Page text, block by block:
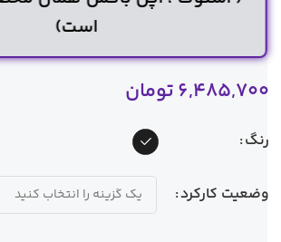
است)
6,485,700تومان
رنگ
وضعیت کارکرد